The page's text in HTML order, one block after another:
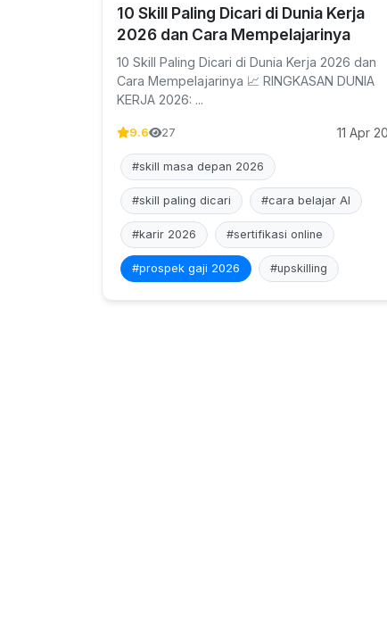
10 Skill Paling Dicari di Dunia Kerja
2026 dan Cara Mempelajarinya
10 Skill Paling Dicari di Dunia Kerja 2026 dan
Cara Mempelajarinya 📈 RINGKASAN DUNIA
KERJA 2026: ...
9.6 27 11 Apr
#skill masa depan 2026
#skill paling dicari #cara belajar AI
#karir 2026 #sertifikasi online
#prospek gaji 2026 #upskilling